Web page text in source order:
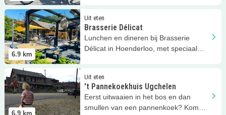
6.9 km
Uit eten
Brasserie Délicat
Lunchen en dineren bij Brasserie
Délicat in Hoenderloo, met speciaal
Lees meer Brasserie Délicat
6.9 km
Uit eten
't Pannekoekhuis Ugchelen
Eerst uitwaaien in het bos en dan
smullen van een pannenkoek? Kom
Lees meer 't Pannekoekhuis Ugchelen